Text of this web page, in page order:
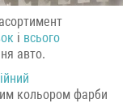
і всього
авто.
кольором фарби